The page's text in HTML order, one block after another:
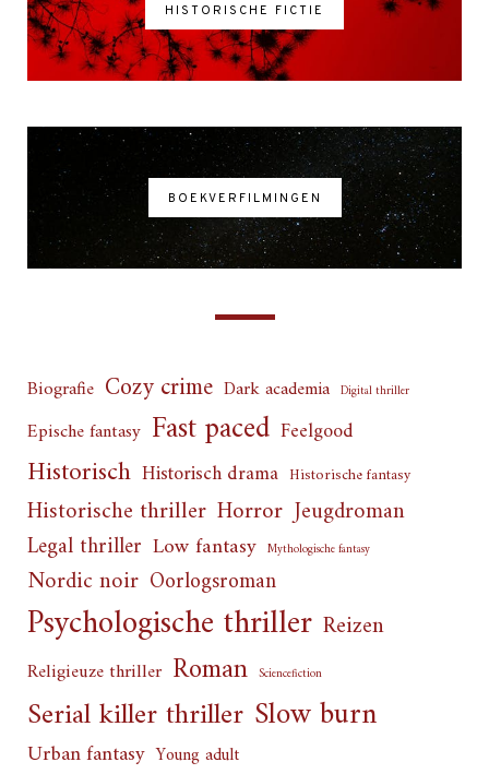
HISTORISCHE FICTIE
BOEKVERFILMINGEN
Biografie Cozy crime Dark academia Digital thriller
Epische fantasy Fast paced Feelgood
Historisch Historisch drama Historische fantasy
Historische thriller Horror Jeugdroman
Legal thriller Low fantasy Mythologische fantasy
Nordic noir Oorlogsroman
Psychologische thriller Reizen
Religieuze thriller Roman Sciencefiction
Serial killer thriller Slow burn
Urban fantasy Young adult